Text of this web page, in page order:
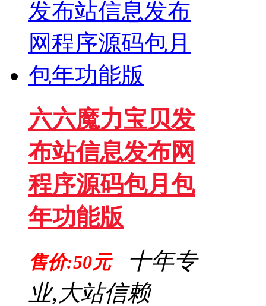
六六魔力宝贝发
布站信息发布网
程序源码包月包
年功能版
售价:50元
十年专
业,大站信赖